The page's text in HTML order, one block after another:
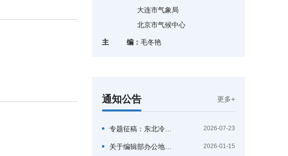
大连市气象局
北京市气候中心
主 编： 毛冬艳
通知公告 更多+
专题征稿：东北冷涡强降水天气过程机理与预报技术——2026年辽宁汛期暴雨过程专题分析 2026-07-23
关于编辑部办公地点更换暂停办公的通知 2026-01-15